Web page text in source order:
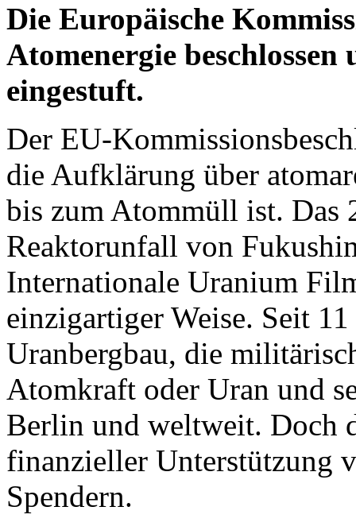
Die Europäische
Atomenergie
eingestuft.
Der EU-
die Aufklärung über
bis zum Atommüll ist. Das
Reaktorunfall von
Internationale Uranium
einzigartiger Weise. Seit
Uranbergbau, die
Atomkraft oder Uran und
Berlin und weltweit. Doch
finanzieller Unterstützung
Spendern.